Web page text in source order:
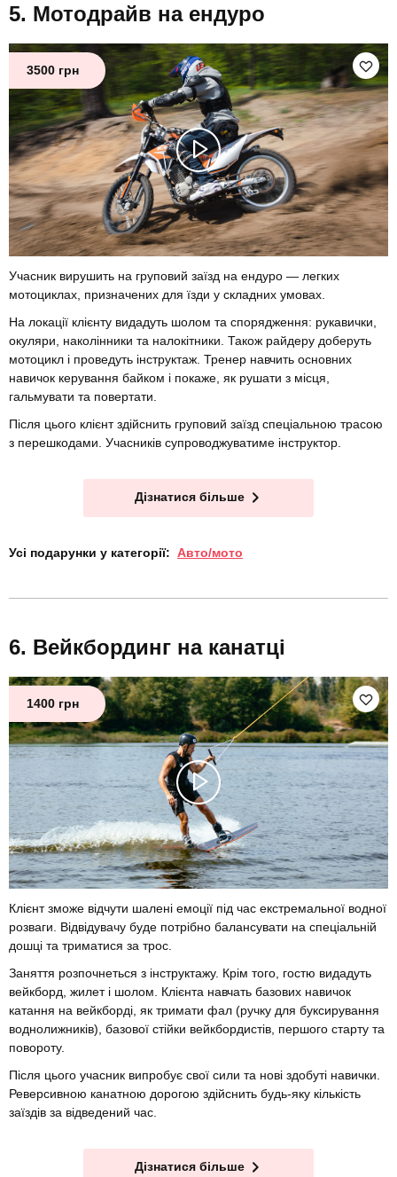
Мотодрайв на ендуро
3500 грн
Учасник вирушить на груповий заїзд на ендуро — легких
мотоциклах, призначених для їзди у складних умовах.
На локації клієнту видадуть шолом та спорядження: рукавички,
окуляри, наколінники та налокітники. Також райдеру доберуть
мотоцикл і проведуть інструктаж. Тренер навчить основних
навичок керування байком і покаже, як рушати з місця,
гальмувати та повертати.
Після цього клієнт здійснить груповий заїзд спеціальною трасою
з перешкодами. Учасників супроводжуватиме інструктор.
Дізнатися більше
Усі подарунки у категорії: Авто/мото
Вейкбординг на канатці
1400 грн
Клієнт зможе відчути шалені емоції під час екстремальної водної
розваги. Відвідувачу буде потрібно балансувати на спеціальній
дошці та триматися за трос.
Заняття розпочнеться з інструктажу. Крім того, гостю видадуть
вейкборд, жилет і шолом. Клієнта навчать базових навичок
катання на вейкборді, як тримати фал (ручку для буксирування
воднолижників), базової стійки вейкбордистів, першого старту та
повороту.
Після цього учасник випробує свої сили та нові здобуті навички.
Реверсивною канатною дорогою здійснить будь-яку кількість
заїздів за відведений час.
Дізнатися більше